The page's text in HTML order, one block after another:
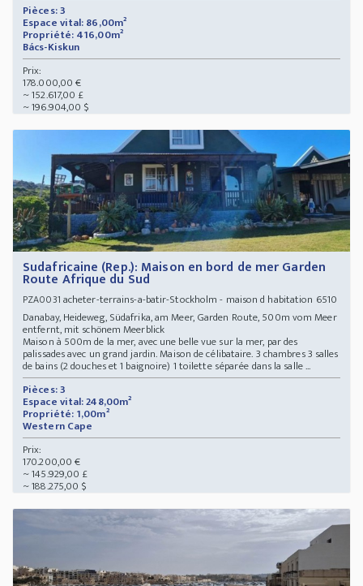
Pièces: 3
Espace vital: 86,00m²
Propriété: 416,00m²
Bács-Kiskun
Prix:
178.000,00 €
~ 152.617,00 £
~ 196.904,00 $
Sudafricaine (Rep.): Maison en bord de mer Garden
Route Afrique du Sud
PZA0031 acheter-terrains-a-batir-Stockholm - maison d habitation 6510
Danabay, Heideweg, Südafrika, am Meer, Garden Route, 500m vom Meer
entfernt, mit schönem Meerblick
Maison à 500m de la mer, avec une belle vue sur la mer, par des
palissades avec un grand jardin. Maison de célibataire. 3 chambres 3 salles
de bains (2 douches et 1 baignoire) 1 toilette séparée dans la salle ...
Pièces: 3
Espace vital: 248,00m²
Propriété: 1,00m²
Western Cape
Prix:
170.200,00 €
~ 145.929,00 £
~ 188.275,00 $